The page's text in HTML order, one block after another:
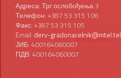
Адреса: Трг ослобођења 3
Телефон: +387 53 315 106
Факс: +387 53 315 105
Email: derv-gradonacelnik@mtel.tel
ЈИБ: 400164060007
ПДВ: 400164060007